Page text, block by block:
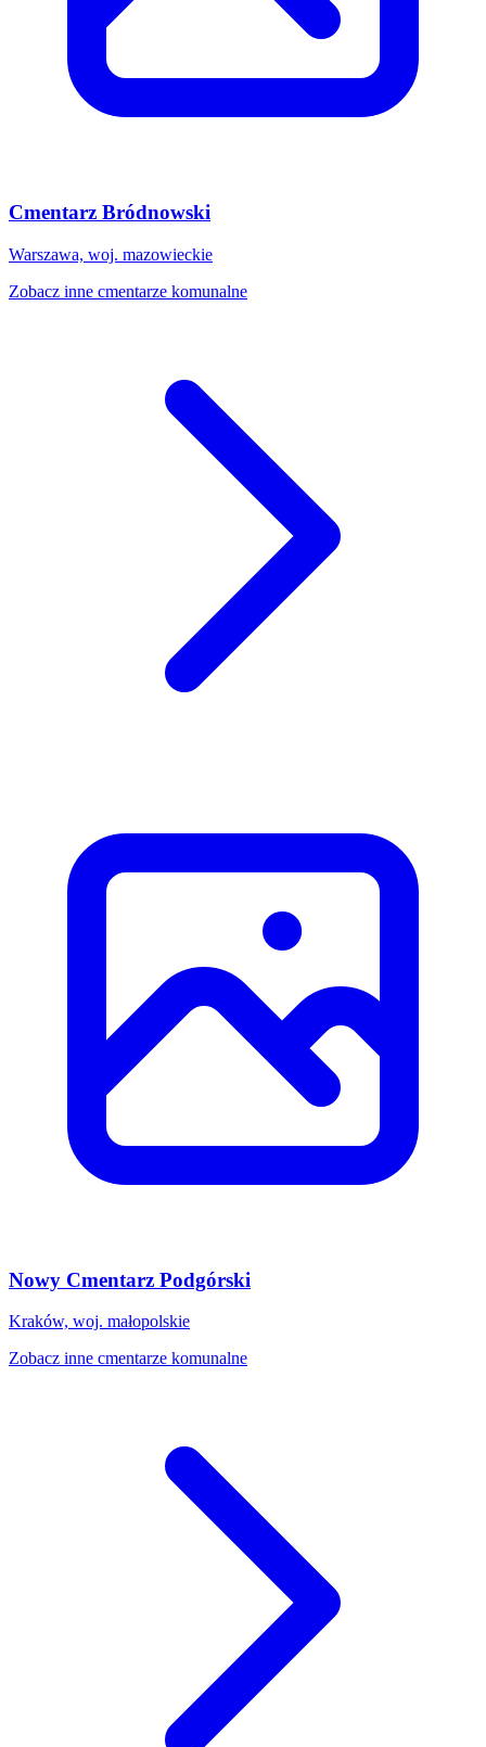
Cmentarz Bródnowski
Warszawa, woj. mazowieckie
Zobacz inne cmentarze komunalne
Nowy Cmentarz Podgórski
Kraków, woj. małopolskie
Zobacz inne cmentarze komunalne